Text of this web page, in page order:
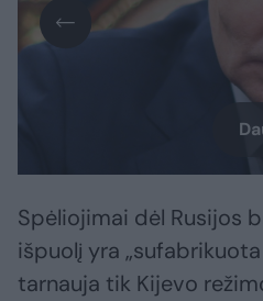
Spėliojimai dėl Rusijos
išpuolį yra
tarnauja tik Kijevo